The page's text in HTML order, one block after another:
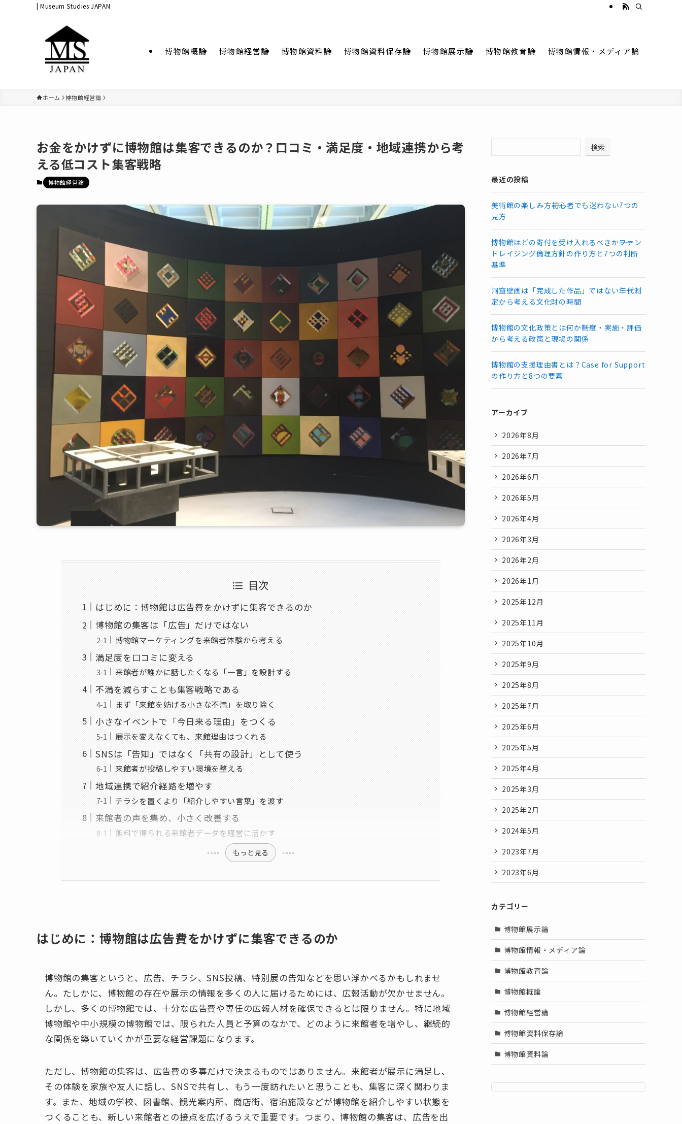
| Museum Studies JAPAN
博物館概論 博物館経営論 博物館資料論 博物館資料保存論 博物館展示論 博物館教育論 博物館情報・メディア論
ホーム 博物館経営論
お金をかけずに博物館は集客できるのか？口コミ・満足度・地域連携から考
える低コスト集客戦略
博物館経営論
目次
はじめに：博物館は広告費をかけずに集客できるのか
博物館の集客は「広告」だけではない
博物館マーケティングを来館者体験から考える
満足度を口コミに変える
来館者が誰かに話したくなる「一言」を設計する
不満を減らすことも集客戦略である
まず「来館を妨げる小さな不満」を取り除く
小さなイベントで「今日来る理由」をつくる
展示を変えなくても、来館理由はつくれる
SNSは「告知」ではなく「共有の設計」として使う
来館者が投稿しやすい環境を整える
地域連携で紹介経路を増やす
チラシを置くより「紹介しやすい言葉」を渡す
来館者の声を集め、小さく改善する
無料で得られる来館者データを経営に活かす
もっと見る
はじめに：博物館は広告費をかけずに集客できるのか
博物館の集客というと、広告、チラシ、SNS投稿、特別展の告知などを思い浮かべるかもしれませ
ん。たしかに、博物館の存在や展示の情報を多くの人に届けるためには、広報活動が欠かせません。
しかし、多くの博物館では、十分な広告費や専任の広報人材を確保できるとは限りません。特に地域
博物館や中小規模の博物館では、限られた人員と予算のなかで、どのように来館者を増やし、継続的
な関係を築いていくかが重要な経営課題になります。
ただし、博物館の集客は、広告費の多寡だけで決まるものではありません。来館者が展示に満足し、
その体験を家族や友人に話し、SNSで共有し、もう一度訪れたいと思うことも、集客に深く関わりま
す。また、地域の学校、図書館、観光案内所、商店街、宿泊施設などが博物館を紹介しやすい状態を
つくることも、新しい来館者との接点を広げるうえで重要です。つまり、博物館の集客は、広告を出
検索
最近の投稿
美術館の楽しみ方――初心者でも迷わない7つの
見方
博物館はどの寄付を受け入れるべきか――ファン
ドレイジング倫理方針の作り方と7つの判断
基準
洞窟壁画は「完成した作品」ではない――年代測
定から考える文化財の時間
博物館の文化政策とは何か――制度・実施・評価
から考える政策と現場の関係
博物館の支援理由書とは？Case for Support
の作り方と8つの要素
アーカイブ
2026年8月
2026年7月
2026年6月
2026年5月
2026年4月
2026年3月
2026年2月
2026年1月
2025年12月
2025年11月
2025年10月
2025年9月
2025年8月
2025年7月
2025年6月
2025年5月
2025年4月
2025年3月
2025年2月
2024年5月
2023年7月
2023年6月
カテゴリー
博物館展示論
博物館情報・メディア論
博物館教育論
博物館概論
博物館経営論
博物館資料保存論
博物館資料論